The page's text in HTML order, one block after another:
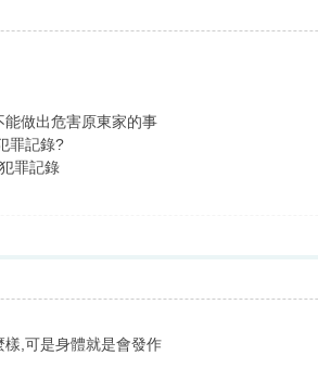
做出危害原東家的事
罪記錄?
罪記錄
樣,可是身體就是會發作